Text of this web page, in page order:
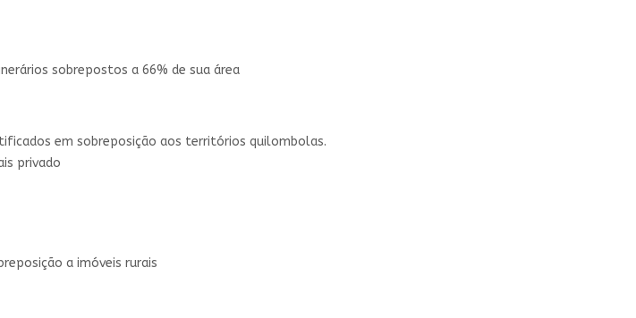
sobrepostos a 66% de sua área
em sobreposição aos territórios quilombolas.
privado
a imóveis rurais